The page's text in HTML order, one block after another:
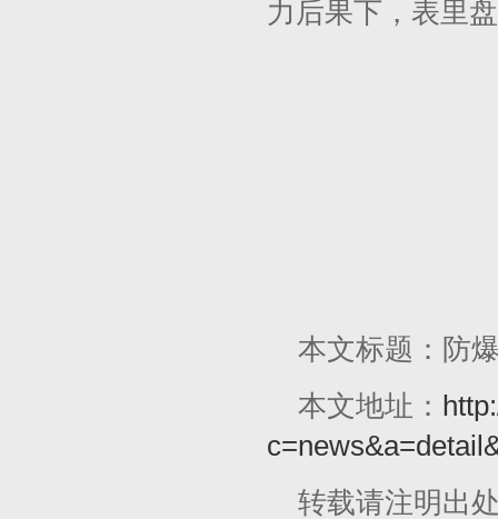
力后果下，表里
本文标题：防
本文地址：
转载请注明出